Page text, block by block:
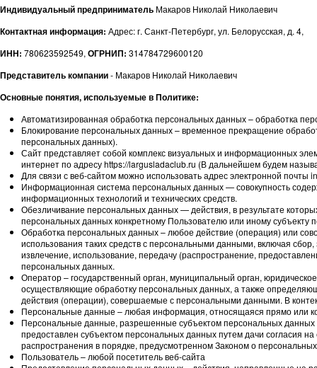
Индивидуальный предприниматель Макаров Николай Николаевич
Контактная информация: Адрес: г. Санкт-Петербург, ул. Белорусская, д. 4,
ИНН: 780623592549, ОГРНИП: 314784729600120
Представитель компании- Макаров Николай Николаевич
Основные понятия, используемые в Политике:
Автоматизированная обработка персональных данных – обработка
Блокирование персональных данных – временное прекращение
персональных данных).
Сайт представляет собой комплекс визуальных и информационных
интернет по адресу https://largusladaclub.ru (В дальнейшем будем
Для связи с веб-сайтом можно использовать адрес электронной почты
Информационная система персональных данных — совокупность
информационных технологий и технических средств.
Обезличивание персональных данных — действия, в результате
персональных данных конкретному Пользователю или иному субъекту
Обработка персональных данных – любое действие (операция) или
использования таких средств с персональными данными, включая
извлечение, использование, передачу (распространение,
персональных данных.
Оператор – государственный орган, муниципальный орган,
осуществляющие обработку персональных данных, а также
действия (операции), совершаемые с персональными данными. В
Персональные данные – любая информация, относящаяся прямо или
Персональные данные, разрешенные субъектом персональных данных
предоставлен субъектом персональных данных путем дачи согласия
распространения в порядке, предусмотренном Законом о
Пользователь – любой посетитель веб-сайта